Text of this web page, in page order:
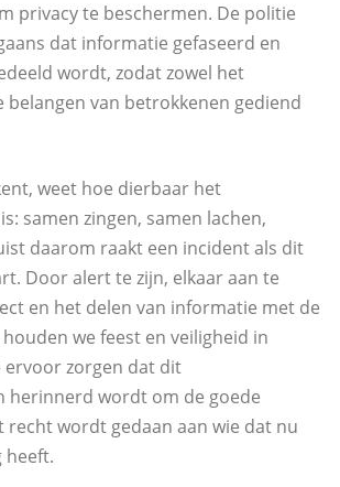
privacy te beschermen. De politie
dat informatie gefaseerd en
wordt, zodat zowel het
belangen van betrokkenen gediend
weet hoe dierbaar het
samen zingen, samen lachen,
daarom raakt een incident als dit
Door alert te zijn, elkaar aan te
en het delen van informatie met de
we feest en veiligheid in
ervoor zorgen dat dit
herinnerd wordt om de goede
recht wordt gedaan aan wie dat nu
heeft.